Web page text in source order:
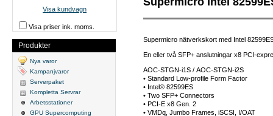
Supermicro nätverkskort med Intel
En eller två SFP+ anslutningar x8 PCI-
AOC-STGN-i1S / AOC-STGN-i2S
• Standard Low-profile Form Factor
• Intel® 82599ES
• Two SFP+ Connectors
• PCI-E x8 Gen. 2
• VMDq, Jumbo Frames, iSCSI, I/OAT
Visa kundvagn
Visa priser ink. moms.
Produkter
Nya varor
Kampanjvaror
Serverpaket
Kompletta Servrar
Arbetsstationer
GPU Supercomputing